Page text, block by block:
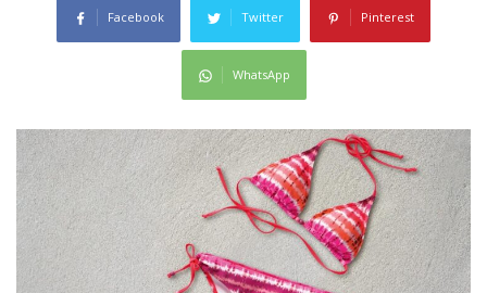
Facebook Twitter Pinterest
WhatsApp